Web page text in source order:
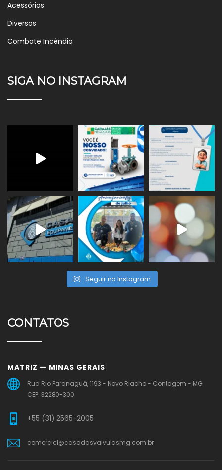
Acessórios
Diversos
Combate Incêndio
SIGA NO INSTAGRAM
Seguir no Instagram
CONTATOS
MATRIZ — MINAS GERAIS
Rua Rio Paranaguá, 1193 - Novo Riacho - Contagem - MG
CEP. 32280-300
+55 (31) 2565-2005
comercial@casadasvalvulasmg.com.br